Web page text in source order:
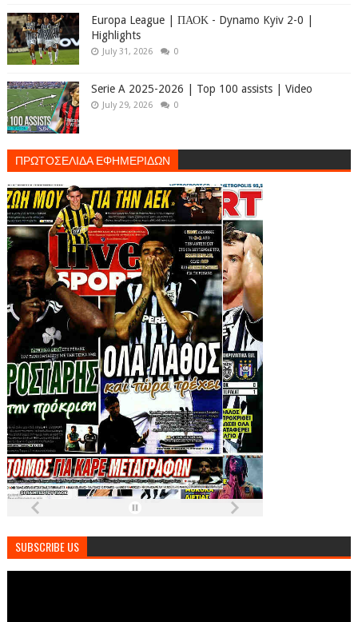
Europa League | ΠΑΟΚ - Dynamo Kyiv 2-0 |
Highlights
July 31, 2026 0
Serie A 2025-2026 | Top 100 assists | Video
July 29, 2026 0
ΠΡΩΤΟΣΕΛΙΔΑ ΕΦΗΜΕΡΙΔΩΝ
SUBSCRIBE US